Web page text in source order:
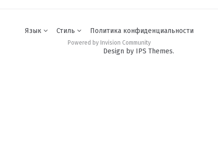
Язык Стиль Политика конфиденциальности
Powered by Invision Community
Design by IPS Themes.